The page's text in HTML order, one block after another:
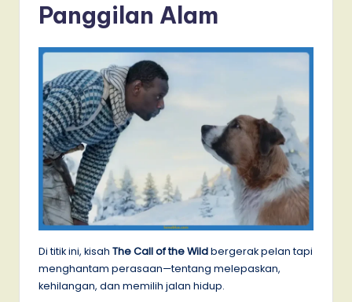
Panggilan Alam
Di titik ini, kisah The Call of the Wildbergerak pelan tapi
menghantam perasaan—tentang melepaskan,
kehilangan, dan memilih jalan hidup.